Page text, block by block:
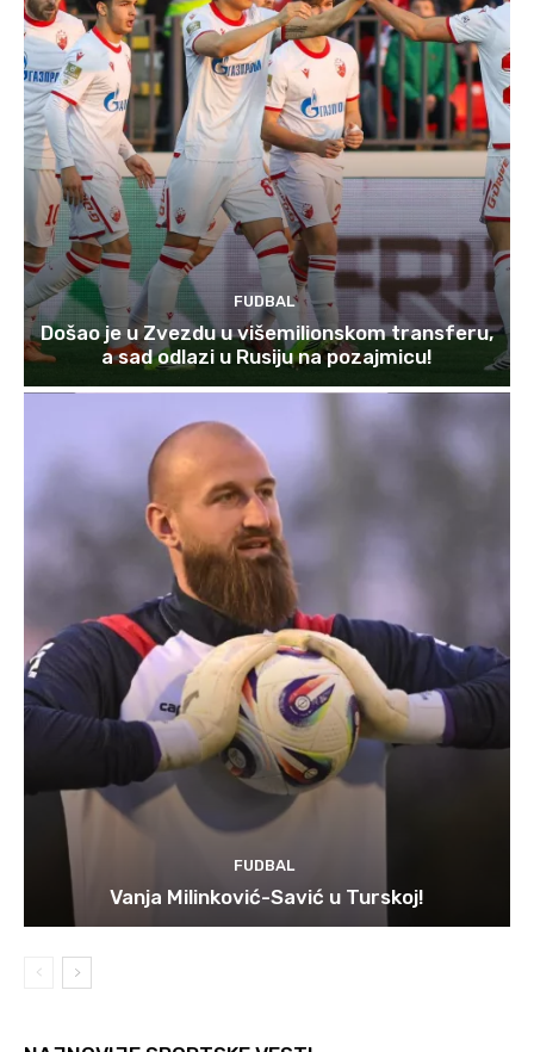
FUDBAL
Došao je u Zvezdu u višemilionskom transferu,
a sad odlazi u Rusiju na pozajmicu!
FUDBAL
Vanja Milinković-Savić u Turskoj!